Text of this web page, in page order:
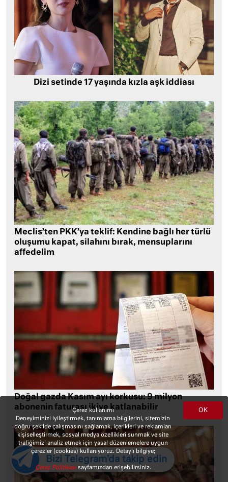
Dizi setinde 17 yaşında kızla aşk iddiası
Meclis’ten PKK’ya teklif: Kendine bağlı her türlü
oluşumu kapat, silahını bırak, mensuplarını
affedelim
Doğal gazda Kasım ayı korkusu: 9 milyon
abonenin faturası ikiye katlanabilir
OK
Çerez kullanımı
Deneyiminizi iyileştirmek, tanımlama bilgilerini, sitemizin
doğru şekilde çalışmasını sağlamak, içerikleri ve reklamları
kişiselleştirmek, sosyal medya özellikleri sunmak ve site
trafiğimizi analiz etmek için yasal düzenlemelere uygun
çerezler (cookies) kullanıyoruz. Detaylı bilgiye;
Çerez Politikasısayfamızdan erişebilirsiniz.
Bizi Telegram'da takip edin